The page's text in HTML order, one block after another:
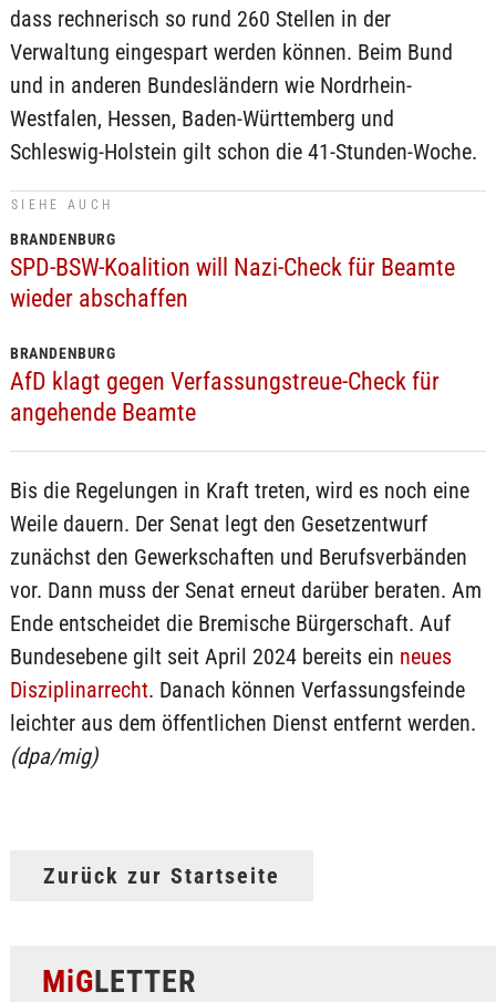
dass rechnerisch so rund 260 Stellen in der
Verwaltung eingespart werden können. Beim Bund
und in anderen Bundesländern wie Nordrhein-
Westfalen, Hessen, Baden-Württemberg und
Schleswig-Holstein gilt schon die 41-Stunden-Woche.
SIEHE AUCH
BRANDENBURG
SPD-BSW-Koalition will Nazi-Check für Beamte
wieder abschaffen
BRANDENBURG
AfD klagt gegen Verfassungstreue-Check für
angehende Beamte
Bis die Regelungen in Kraft treten, wird es noch eine
Weile dauern. Der Senat legt den Gesetzentwurf
zunächst den Gewerkschaften und Berufsverbänden
vor. Dann muss der Senat erneut darüber beraten. Am
Ende entscheidet die Bremische Bürgerschaft. Auf
Bundesebene gilt seit April 2024 bereits ein neues
Disziplinarrecht. Danach können Verfassungsfeinde
leichter aus dem öffentlichen Dienst entfernt werden.
(dpa/mig)
Zurück zur Startseite
MiGLETTER